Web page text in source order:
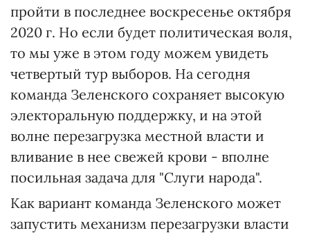
пройти в последнее воскресенье октября
2020 г. Но если будет политическая воля,
то мы уже в этом году можем увидеть
четвертый тур выборов. На сегодня
команда Зеленского сохраняет высокую
электоральную поддержку, и на этой
волне перезагрузка местной власти и
вливание в нее свежей крови - вполне
посильная задача для "Слуги народа".
Как вариант команда Зеленского может
запустить механизм перезагрузки власти